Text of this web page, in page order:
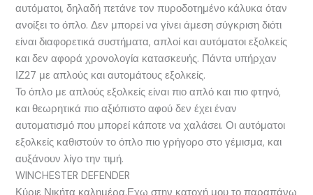
αυτόματοι, δηλαδή πετάνε τον πυροδοτημένο κάλυκα όταν
ανοίξει το όπλο. Δεν μπορεί να γίνει άμεση σύγκριση διότι
είναι διαφορετικά συστήματα, απλοί και αυτόματοι εξολκείς
και δεν αφορά χρονολογία κατασκευής. Πάντα υπήρχαν
ΙΖ27 με απλούς και αυτομάτους εξολκείς.
Το όπλο με απλούς εξολκείς είναι πιο απλό και πιο φτηνό,
και θεωρητικά πιο αξιόπιστο αφού δεν έχει έναν
αυτοματισμό που μπορεί κάποτε να χαλάσει. Οι αυτόματοι
εξολκείς καθιστούν το όπλο πιο γρήγορο στο γέμισμα, και
αυξάνουν λίγο την τιμή.
WINCHESTER DEFENDER